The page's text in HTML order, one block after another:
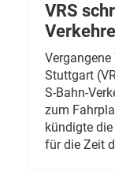
VRS
Vergangene
Stuttgart
S-Bahn-
zum
kündigte
für die Zeit